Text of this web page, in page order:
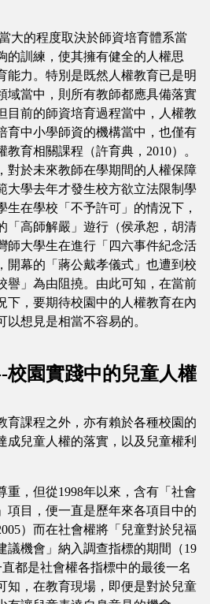
大的程度取決於師資培育體系當
的訓練，使其擁有健全的人權思
能力。特別是既然人權教育已是明
域當中，則所有教師都應具備落實
目前的師資培育過程當中，人權教
育中小學師資的機構當中，也僅有
育相關課程（許育典，2010）。
對於未來教師在學期間的人權保障
大學去年才發生校方欲立法限制學
生在學校「不予許可」的情況下，
「高師解嚴」遊行（侯承恕，胡清
師大學生在進行「四六事件紀念活
開幕的「蔣公戴孝儀式」也遭到校
譽」為由阻撓。由此可知，在當前
下，要期待校園中的人權教育在內
想見是相當不容易的。
校園實踐中的兒童人權
課程之外，亦有賴於各種校園的
成兒童人權的落實，以及兒童權利
，但從1998年以來，含有「社會
項目，便一直是歷年來各項目中的
）而在社會權將「兒童對於兒福
議機會」納入調查指標的期間（19
都是社會權各指標中的最後一名
知，在教育現場，即便是對於兒童